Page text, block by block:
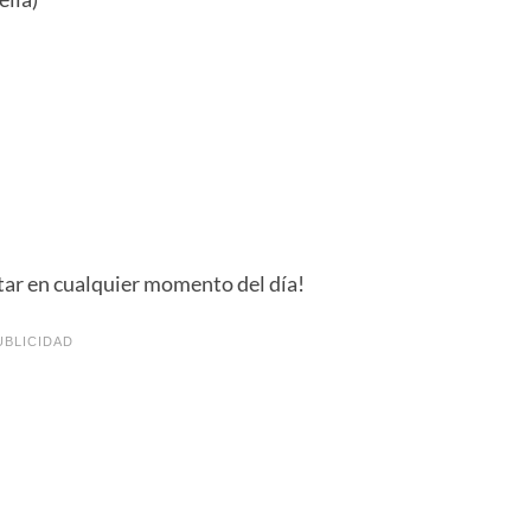
en cualquier momento del día!